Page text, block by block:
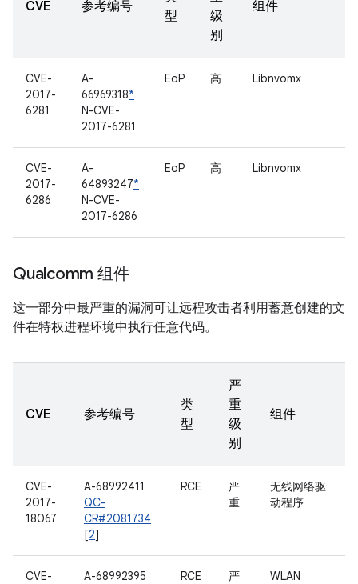
CVE 参考编号
型
级
别
组件
CVE-
2017-
6281
A-
66969318*
N-CVE-
2017-6281
EoP 高 Libnvomx
CVE-
2017-
6286
A-
64893247*
N-CVE-
2017-6286
EoP 高 Libnvomx
Qualcomm 组件
这一部分中最严重的漏洞可让远程攻击者利用蓄意创建的文
件在特权进程环境中执行任意代码。
CVE 参考编号
类
型
严
重
级
别
组件
CVE-
2017-
18067
A-68992411
QC-
CR#2081734
[2]
RCE
严
重
无线网络驱
动程序
CVE-
A-68992395
RCE
严
WLAN